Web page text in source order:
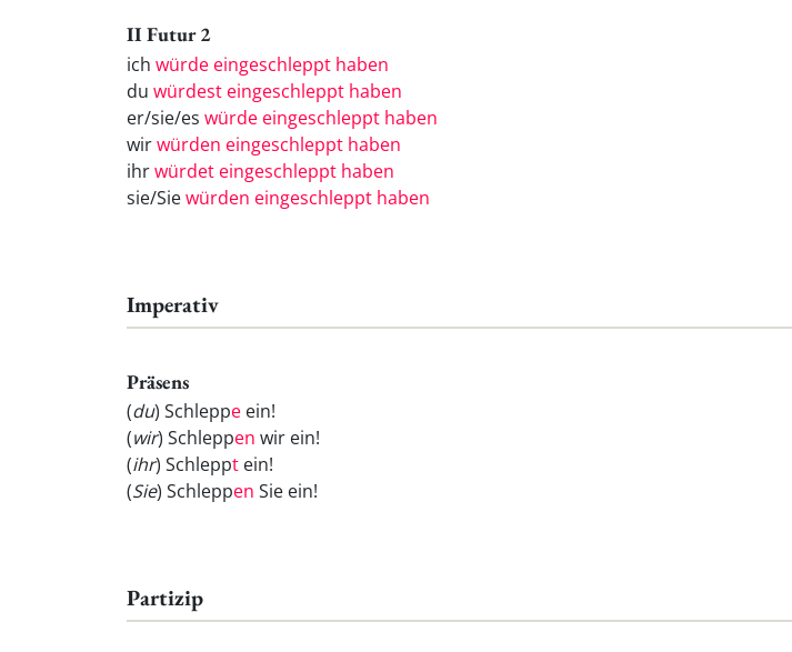
II Futur 2
ich würde eingeschleppt haben
du würdest eingeschleppt haben
er/sie/es würde eingeschleppt haben
wirwürden eingeschleppt haben
ihrwürdet eingeschleppt haben
sie/Siewürden eingeschleppt haben
Imperativ
Präsens
(du) Schleppe ein!
(wir) Schleppen wir ein!
(ihr) Schleppt ein!
(Sie) Schleppen Sie ein!
Partizip